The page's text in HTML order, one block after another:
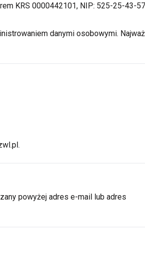
KRS 0000442101, NIP: 525-25-43-
danymi osobowymi.
.
powyżej adres e-mail lub adres